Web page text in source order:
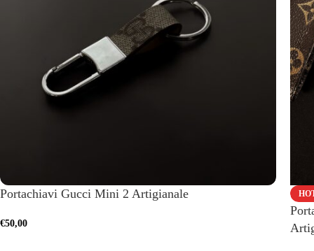
Portachiavi Gucci Mini 2 Artigianale
€50,00